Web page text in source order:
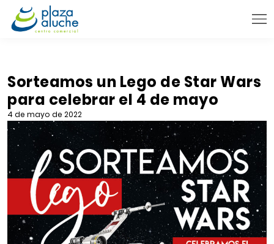
TIENDAS
VENTA TELEFÓNICA
NOVEDADES
BLOG
CONTACTO
Sorteamos un Lego de Star Wars
para celebrar el 4 de mayo
4 de mayo de 2022